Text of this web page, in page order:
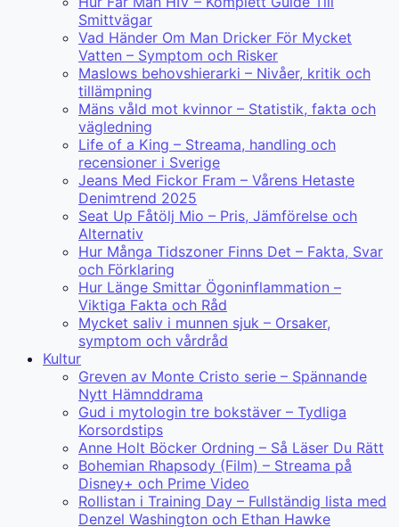
Smittvägar
Vad Händer Om Man Dricker För Mycket
Vatten – Symptom och Risker
Maslows behovshierarki – Nivåer, kritik och
tillämpning
Mäns våld mot kvinnor – Statistik, fakta och
vägledning
Life of a King – Streama, handling och
recensioner i Sverige
Jeans Med Fickor Fram – Vårens Hetaste
Denimtrend 2025
Seat Up Fåtölj Mio – Pris, Jämförelse och
Alternativ
Hur Många Tidszoner Finns Det – Fakta, Svar
och Förklaring
Hur Länge Smittar Ögoninflammation –
Viktiga Fakta och Råd
Mycket saliv i munnen sjuk – Orsaker,
symptom och vårdråd
Kultur
Greven av Monte Cristo serie – Spännande
Nytt Hämnddrama
Gud i mytologin tre bokstäver – Tydliga
Korsordstips
Anne Holt Böcker Ordning – Så Läser Du Rätt
Bohemian Rhapsody (Film) – Streama på
Disney+ och Prime Video
Rollistan i Training Day – Fullständig lista med
Denzel Washington och Ethan Hawke